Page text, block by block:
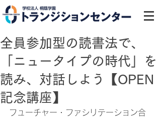
全員参加型の読書法で、
「ニュータイプの時代」を
読み、対話しよう【OPEN
記念講座】
フューチャー・ファシリテーション合